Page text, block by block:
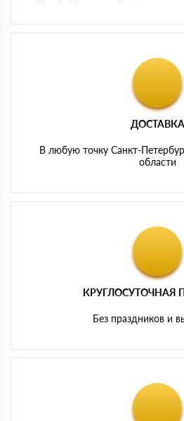
ДОСТАВКА
В любую точку Санкт-
области
КРУГЛОСУТОЧНАЯ
Без праздников и